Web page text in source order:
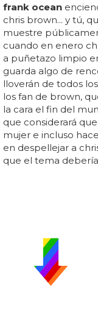
frank ocean
chris brown... y tú,
muestre
cuando en enero
a puñetazo limpio
guarda algo de
lloverán de todos
los fan de brown,
la cara el fin del
que considerará que
mujer e incluso
en despellejar a
que el tema